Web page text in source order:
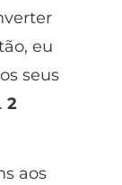
eu
seus
2
aos